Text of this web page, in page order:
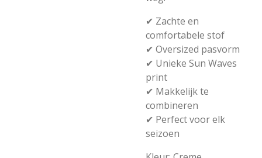
✔ Zachte en
comfortabele stof
✔ Oversized pasvorm
✔ Unieke Sun Waves
print
✔ Makkelijkte
combineren
✔ Perfectvoorelk
seizoen